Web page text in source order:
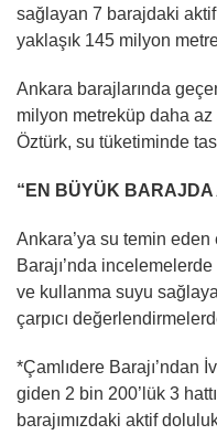
sağlayan 7 barajdaki aktif
yaklaşık 145 milyon
Ankara barajlarında
milyon metreküp daha
Öztürk, su tüketiminde
“EN BÜYÜK
Ankara’ya su temin
Barajı’nda
ve kullanma suyu
çarpıcı
*Çamlıdere Barajı’ndan
giden 2 bin 200’lük 3
barajımızdaki aktif